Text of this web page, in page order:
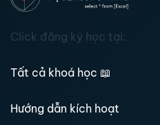
Click đăng ký học tại:
Tất cả khoá học 📖
Hướng dẫn kích hoạt